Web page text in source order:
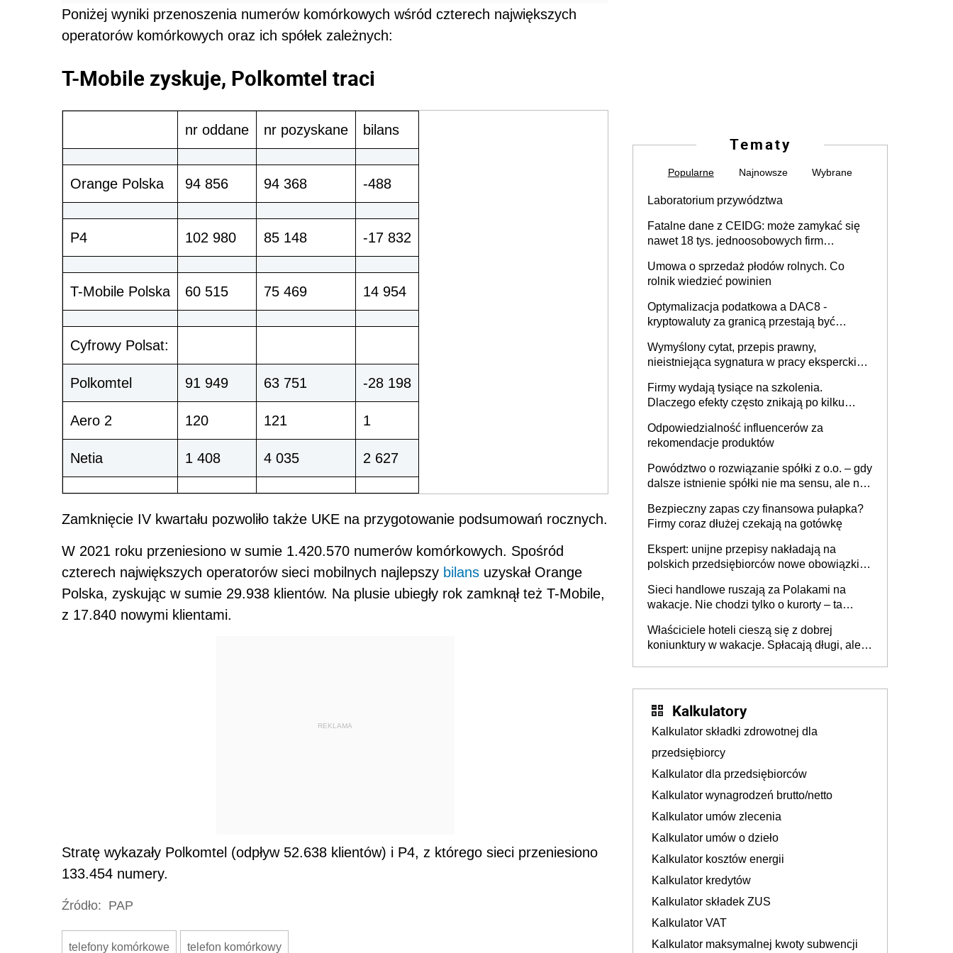
Poniżej wyniki przenoszenia numerów komórkowych wśród czterech największych
operatorów komórkowych oraz ich spółek zależnych:
T-Mobile zyskuje, Polkomtel traci
nr oddane nr pozyskane bilans
Orange Polska 94 856 94 368 -488
P4 102 980 85 148 -17 832
T-Mobile Polska 60 515 75 469 14 954
Cyfrowy Polsat:
Polkomtel 91 949 63 751 -28 198
Aero 2 120 121 1
Netia 1 408 4 035 2 627
Zamknięcie IV kwartału pozwoliło także UKE na przygotowanie podsumowań rocznych.
W 2021 roku przeniesiono w sumie 1.420.570 numerów komórkowych. Spośród
czterech największych operatorów sieci mobilnych najlepszy bilans uzyskał Orange
Polska, zyskując w sumie 29.938 klientów. Na plusie ubiegły rok zamknął też T-Mobile,
z 17.840 nowymi klientami.
REKLAMA
Stratę wykazały Polkomtel (odpływ 52.638 klientów) i P4, z którego sieci przeniesiono
133.454 numery.
Źródło: PAP
telefony komórkowe telefon komórkowy
Tematy
Popularne Najnowsze Wybrane
Laboratorium przywództwa
Fatalne dane z CEIDG: może zamykać się
nawet 18 tys. jednoosobowych firm
Umowa o sprzedaż płodów rolnych. Co
rolnik wiedzieć powinien
Optymalizacja podatkowa a DAC8 -
kryptowaluty za granicą przestają być
Wymyślony cytat, przepis prawny,
nieistniejąca sygnatura w pracy eksperckiej -
firmie
Firmy wydają tysiące na szkolenia.
Dlaczego efekty często znikają po kilku
Odpowiedzialność influencerów za
rekomendacje produktów
Powództwo o rozwiązanie spółki z o.o. – gdy
dalsze istnienie spółki nie ma sensu, ale nie
Bezpieczny zapas czy finansowa pułapka?
Firmy coraz dłużej czekają na gotówkę
Ekspert: unijne przepisy nakładają na
polskich przedsiębiorców nowe obowiązki w
Sieci handlowe ruszają za Polakami na
wakacje. Nie chodzi tylko o kurorty – ta
tam, gdzie wielu spędzi urlop po cichu
Właściciele hoteli cieszą się z dobrej
koniunktury w wakacje. Spłacają długi, ale
Kalkulatory
Kalkulator składki zdrowotnej dla
przedsiębiorcy
Kalkulator dla przedsiębiorców
Kalkulator wynagrodzeń brutto/netto
Kalkulator umów zlecenia
Kalkulator umów o dzieło
Kalkulator kosztów energii
Kalkulator kredytów
Kalkulator składek ZUS
Kalkulator VAT
Kalkulator maksymalnej kwoty subwencji